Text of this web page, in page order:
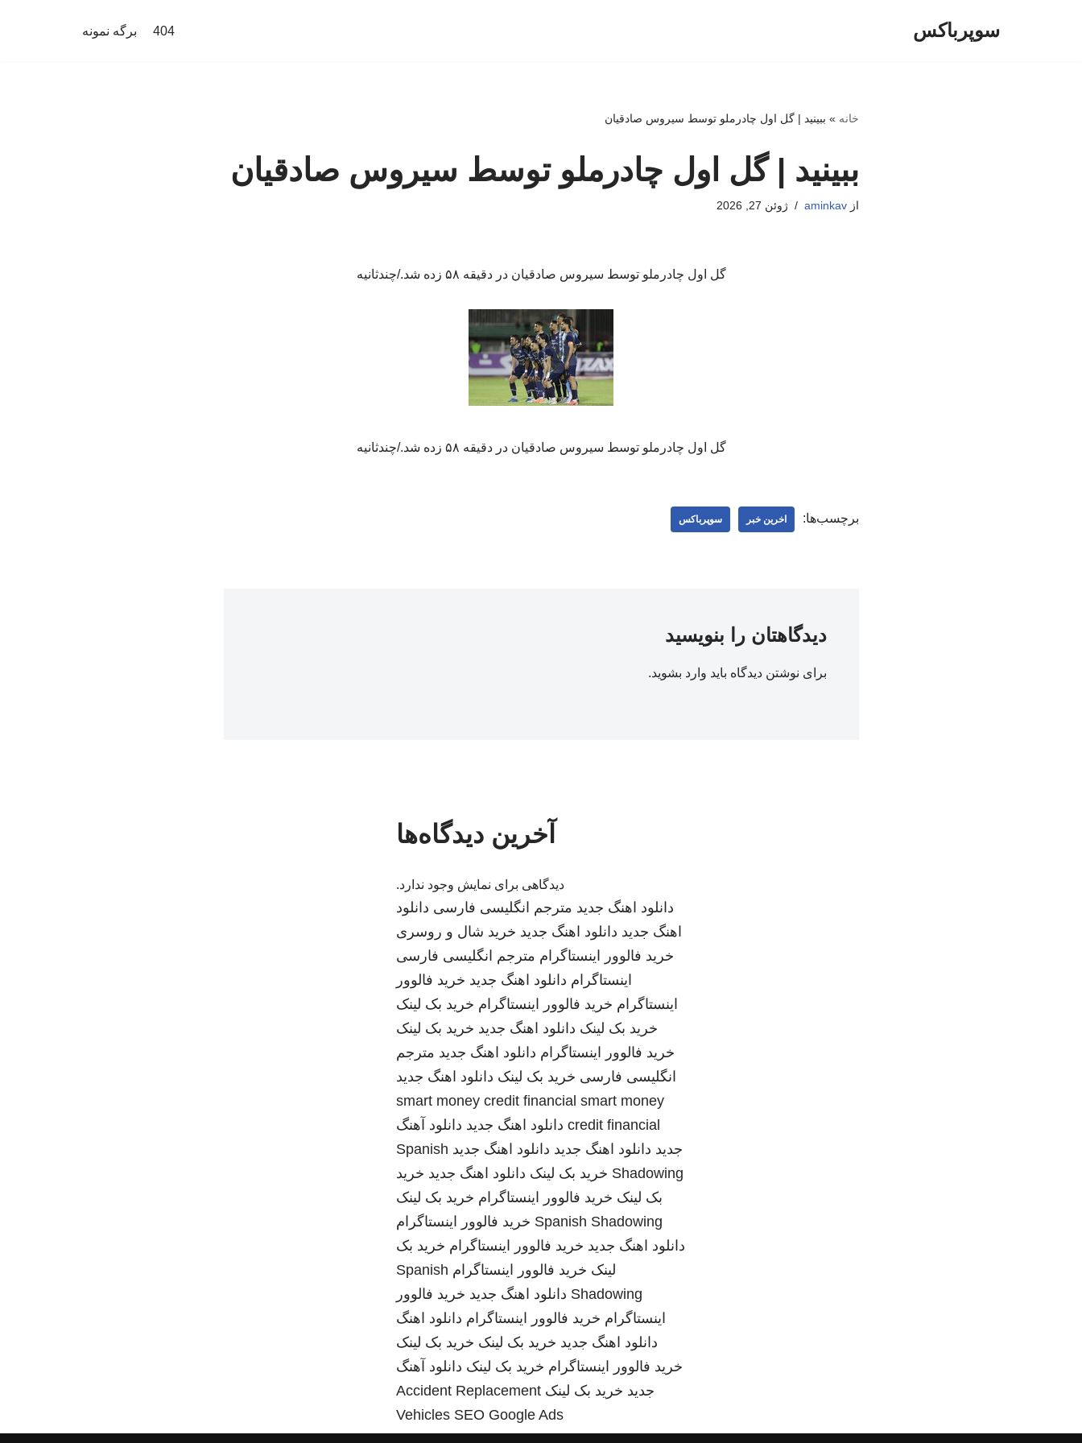
سوپرباکس 404 برگه نمونه
خانه » ببینید | گل اول چادرملو توسط سیروس صادقیان
ببینید | گل اول چادرملو توسط سیروس صادقیان
ازaminkav ژوئن 27, 2026
گل اول چادرملو توسط سیروس صادقیان در دقیقه ۵۸ زده شد./چندثانیه
گل اول چادرملو توسط سیروس صادقیان در دقیقه ۵۸ زده شد./چندثانیه
برچسب‌ها: اخرین خبر سوپرباکس
دیدگاهتان را بنویسید
برای نوشتن دیدگاه باید وارد بشوید.
آخرین دیدگاه‌ها
دیدگاهی برای نمایش وجود ندارد.
دانلود اهنگ جدید مترجم انگلیسی فارسی دانلود
اهنگ جدید دانلود اهنگ جدید خرید شال و روسری
خرید فالوور اینستاگرام مترجم انگلیسی فارسی
اینستاگرام دانلود اهنگ جدید خرید فالوور
اینستاگرام خرید فالوور اینستاگرام خرید بک لینک
خرید بک لینک دانلود اهنگ جدید خرید بک لینک
خرید فالوور اینستاگرام دانلود اهنگ جدید مترجم
انگلیسی فارسی خرید بک لینک دانلود اهنگ جدید
smart money credit financial smart money
credit financial دانلود اهنگ جدید دانلود آهنگ
جدید دانلود اهنگ جدید دانلود اهنگ جدید Spanish
Shadowing خرید بک لینک دانلود اهنگ جدید خرید
بک لینک خرید فالوور اینستاگرام خرید بک لینک
Spanish Shadowing خرید فالوور اینستاگرام
دانلود اهنگ جدید خرید فالوور اینستاگرام خرید بک
لینک خرید فالوور اینستاگرام Spanish
Shadowing دانلود اهنگ جدید خرید فالوور
اینستاگرام خرید فالوور اینستاگرام دانلود اهنگ
دانلود اهنگ جدید خرید بک لینک خرید بک لینک
خرید فالوور اینستاگرام خرید بک لینک دانلود آهنگ
جدید خرید بک لینک Accident Replacement
Vehicles SEO Google Ads